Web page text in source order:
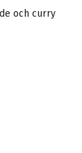
och curry